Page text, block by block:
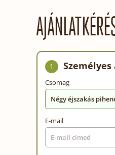
1
Csomag
Négy éjszakás
E-mail